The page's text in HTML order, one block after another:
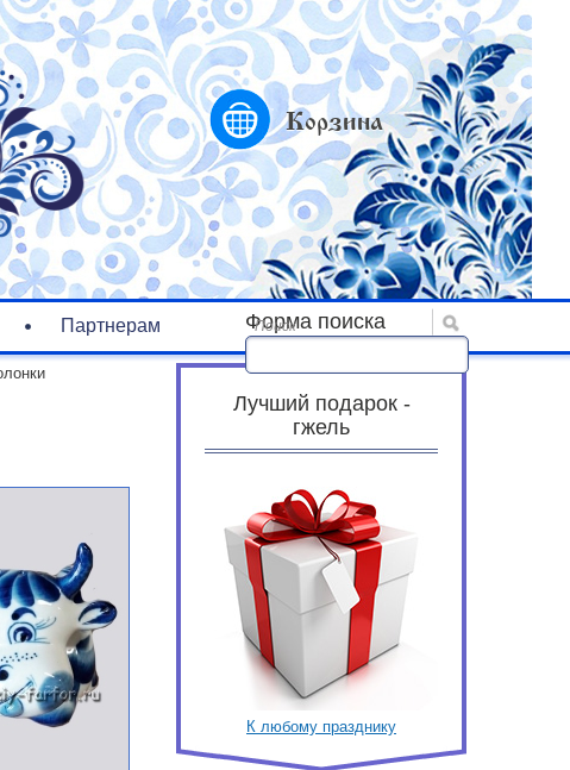
Корзина
Партнерам Форма поиска
Поиск
Лучший подарок -
гжель
К любому празднику